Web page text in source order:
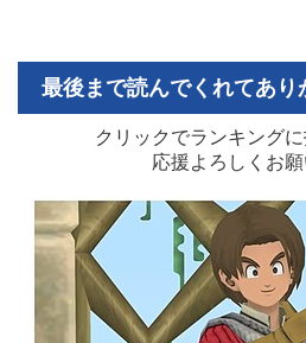
最後まで読んでくれてあり
クリックでランキング
応援よろしくお